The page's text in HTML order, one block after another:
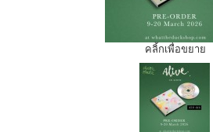
คลิ้กเพื่อขยาย